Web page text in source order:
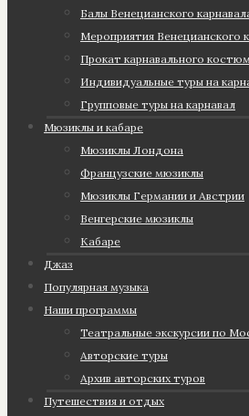
Балы Венецианского
Мероприятия Венецианского
Прокат карнавального
Индивидуальные туры на
Групповые туры на карнавал
Мюзиклы и кабаре
Мюзиклы Лондона
Французские мюзиклы
Мюзиклы Германии и Австрии
Венгерские мюзиклы
Кабаре
Джаз
Популярная музыка
Наши программы
Театральные экскурсии по
Авторские туры
Архив авторских туров
Путешествия и отдых